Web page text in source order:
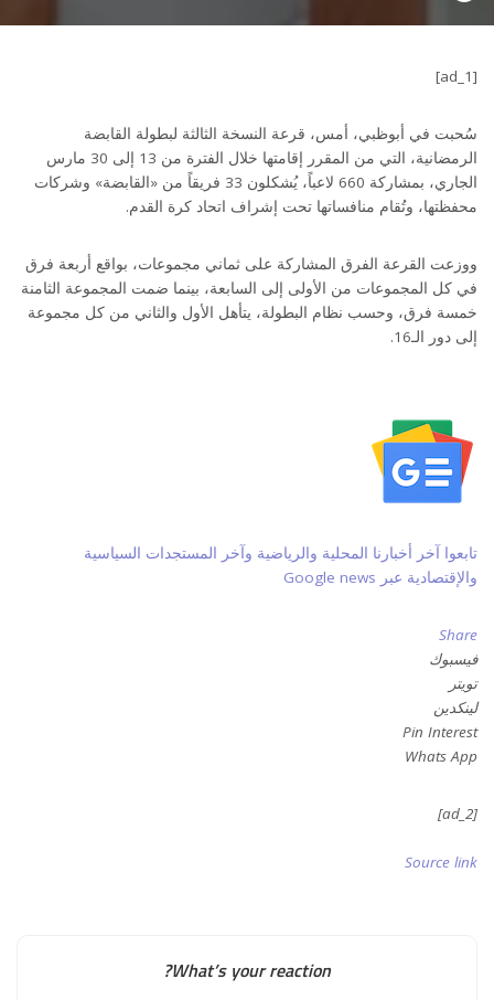
[ad_1]
سُحبت في أبوظبي، أمس، قرعة النسخة الثالثة لبطولة القابضة
الرمضانية، التي من المقرر إقامتها خلال الفترة من 13 إلى 30 مارس
الجاري، بمشاركة 660 لاعباً، يُشكلون 33 فريقاً من «القابضة» وشركات
محفظتها، وتُقام منافساتها تحت إشراف اتحاد كرة القدم.
ووزعت القرعة الفرق المشاركة على ثماني مجموعات، بواقع أربعة فرق
في كل المجموعات من الأولى إلى السابعة، بينما ضمت المجموعة الثامنة
خمسة فرق، وحسب نظام البطولة، يتأهل الأول والثاني من كل مجموعة
إلى دور الـ16.
تابعوا آخر أخبارنا المحلية والرياضية وآخر المستجدات السياسية
والإقتصادية عبر Google news
Share
فيسبوك
تويتر
لينكدين
Pin Interest
Whats App
[ad_2]
Source link
What’s your reaction?